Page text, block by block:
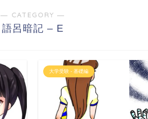
― CATEGORY ―
語呂暗記 – E
大学受験 - 基礎編